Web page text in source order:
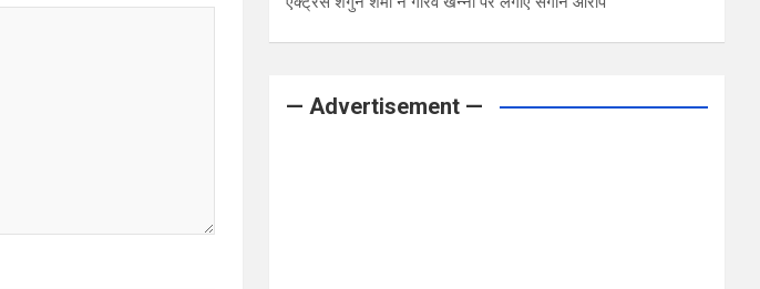
— Advertisement —